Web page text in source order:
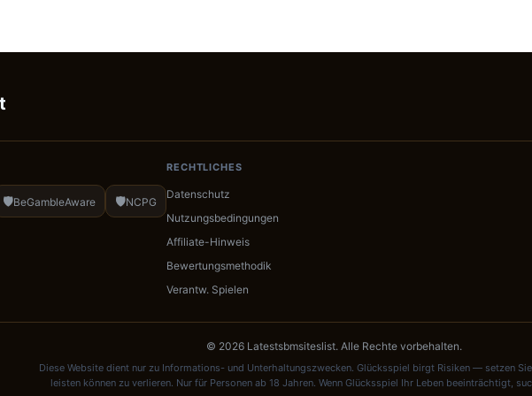
🛡️BeGambleAware 🛡️NCPG
RECHTLICHES
Datenschutz
Nutzungsbedingungen
Affiliate-Hinweis
Bewertungsmethodik
Verantw. Spielen
© 2026 Latestsbmsiteslist. Alle Rechte vorbehalten.
Diese Website dient nur zu Informations- und Unterhaltungszwecken. Glücksspiel birgt Risiken — setzen
leisten können zu verlieren. Nur für Personen ab 18 Jahren. Wenn Glücksspiel Ihr Leben beeinträchtigt,